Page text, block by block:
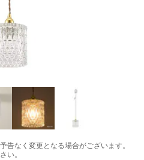
なく変更となる場合がございます。
い。